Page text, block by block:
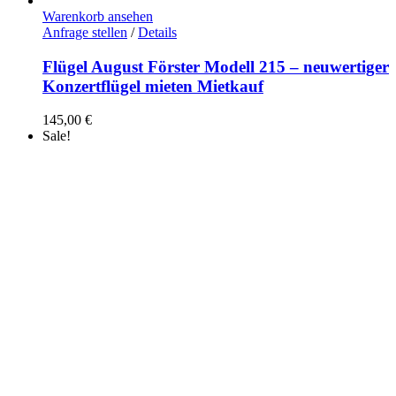
Warenkorb ansehen
Anfrage stellen / Details
Flügel August Förster Modell 215 – neuwertiger
Konzertflügel mieten Mietkauf
145,00 €
Sale!